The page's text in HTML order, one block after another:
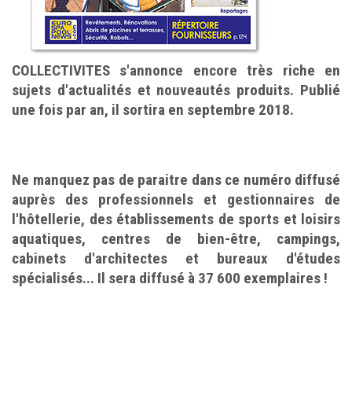
COLLECTIVITES s'annonce encore très riche en
sujets d'actualités et nouveautés produits. Publié
une fois par an, il sortira en septembre 2018.
Ne manquez pas de paraitre dans ce numéro diffusé
auprès des professionnels et gestionnaires de
l'hôtellerie, des établissements de sports et loisirs
aquatiques, centres de bien-être, campings,
cabinets d'architectes et bureaux d'études
spécialisés... Il sera diffusé à 37 600 exemplaires !